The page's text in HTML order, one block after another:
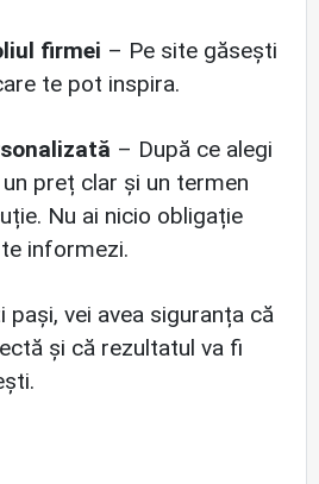
firmei – Pe site găsești
te pot inspira.
– După ce alegi
preț clar și un termen
Nu ai nicio obligație
informezi.
pași, vei avea siguranța că
și că rezultatul va fi